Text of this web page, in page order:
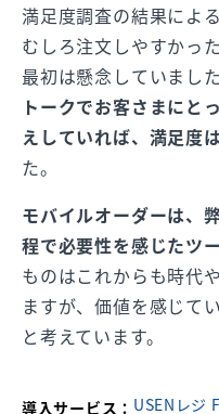
満足度調査の結果によ
むしろ注文しやすかっ
最初は懸念していました
トークでお客さまにと
えしていれば、満足度
た。
モバイルオーダーは、
程で必要性を感じたツ
ものはこれからも時代
ますが、価値を感じて
と考えています。
導入サービス： USENレジ